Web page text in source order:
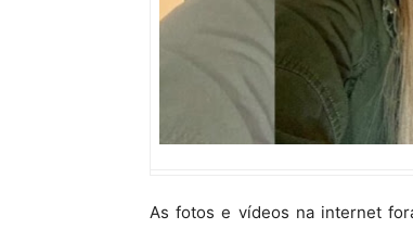
As fotos e vídeos na internet